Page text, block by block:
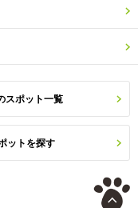
スポット一覧
ットを探す